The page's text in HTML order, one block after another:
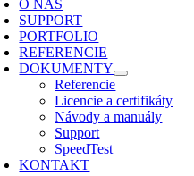
O NÁS
SUPPORT
PORTFOLIO
REFERENCIE
DOKUMENTY
Referencie
Licencie a certifikáty
Návody a manuály
Support
SpeedTest
KONTAKT